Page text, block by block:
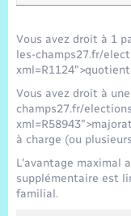
Vous avez droit à 1
les-champs27.fr/
Vous avez droit à
champs27.fr/
à charge (ou
L'avantage maximal
supplémentaire est
familial.